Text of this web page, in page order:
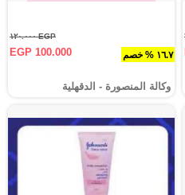
١٦.٧ % خصم
EGP ١٢٠.٠٠٠
EGP 100.000
وكالة المنصورة - الدقهلية‎